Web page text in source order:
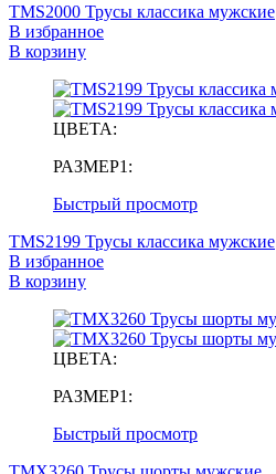
TMS2000 Трусы классика мужские
В избранное
В корзину
ЦВЕТА:
РАЗМЕР1:
Быстрый просмотр
TMS2199 Трусы классика мужские
В избранное
В корзину
ЦВЕТА:
РАЗМЕР1:
Быстрый просмотр